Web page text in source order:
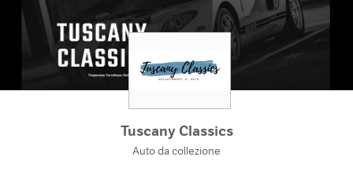
Tuscany Classics
Auto da collezione